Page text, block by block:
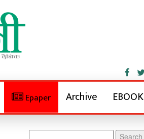
Epaper Archive EBOOK